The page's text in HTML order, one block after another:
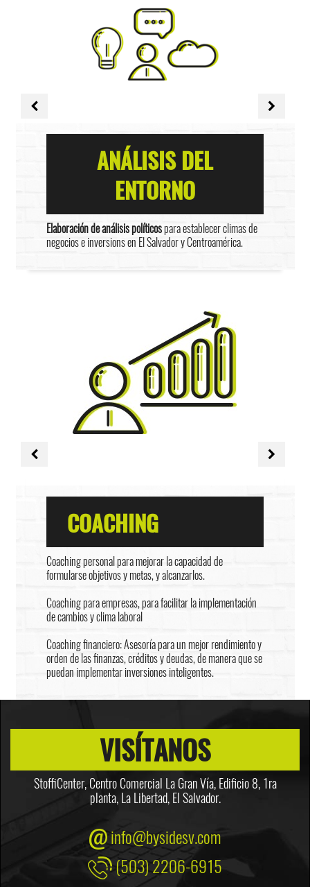
ANÁLISIS DEL
ENTORNO
Elaboración de análisis políticospara establecer climas de
negocios e inversions en El Salvador y Centroamérica.
COACHING
Coaching personal para mejorar la capacidad de
formularse objetivos y metas, y alcanzarlos.
Coaching para empresas, para facilitar la implementación
de cambios y clima laboral
Coaching financiero: Asesoría para un mejor rendimiento y
orden de las finanzas, créditos y deudas, de manera que se
puedan implementar inversiones inteligentes.
VISÍTANOS
StoffiCenter, Centro Comercial La Gran Vía, Edificio 8,1ra
planta, La Libertad, El Salvador.
info@bysidesv.com
(503) 2206-6915